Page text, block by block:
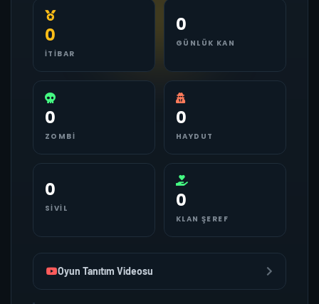
0
İTIBAR
0
GÜNLÜK KAN
0
ZOMBI
0
HAYDUT
0
SIVIL 0
KLAN ŞEREF
Oyun Tanıtım Videosu